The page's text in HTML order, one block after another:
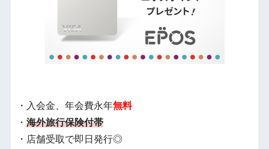
・入会金、年会費永年無料
・ 海外旅行保険付帯
・店舗受取で即日発行◎